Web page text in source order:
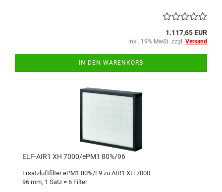
1.117,65 EUR
inkl. 19% MwSt. zzgl. Versand
IN DEN WARENKORB
ELF-AIR1 XH 7000/ePM1 80%/96
Ersatzluftfilter ePM1 80%/F9 zu AIR1 XH 7000
96 mm, 1 Satz = 6 Filter